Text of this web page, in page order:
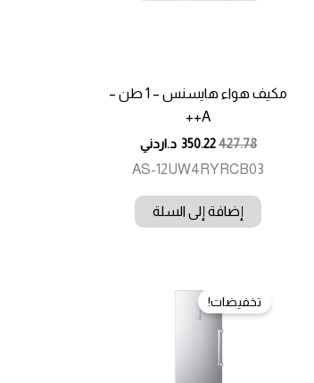
مكيف هواء هايسنس – 1 طن –
A++
427.78
350.22 د.اردني
AS-12UW4RYRCB03
إضافة إلى السلة
تخفيضات!